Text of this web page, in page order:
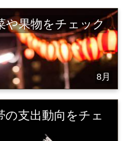
や果物をチェック
8月
の支出動向をチェ